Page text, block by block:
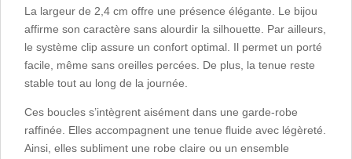
La largeur de 2,4 cm offre une présence élégante. Le bijou
affirme son caractère sans alourdir la silhouette. Par ailleurs,
le système clip assure un confort optimal. Il permet un porté
facile, même sans oreilles percées. De plus, la tenue reste
stable tout au long de la journée.
Ces boucles s’intègrent aisément dans une garde-robe
raffinée. Elles accompagnent une tenue fluide avec légèreté.
Ainsi, elles subliment une robe claire ou un ensemble